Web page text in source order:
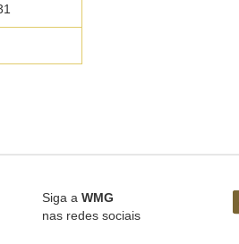
Siga a WMG
nas redes sociais